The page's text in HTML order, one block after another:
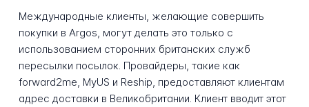
Международные клиенты, желающие совершить
покупки в Argos, могут делать это только с
использованием сторонних британских служб
пересылки посылок. Провайдеры, такие как
forward2me, MyUS и Reship, предоставляют клиентам
адрес доставки в Великобритании. Клиент вводит этот